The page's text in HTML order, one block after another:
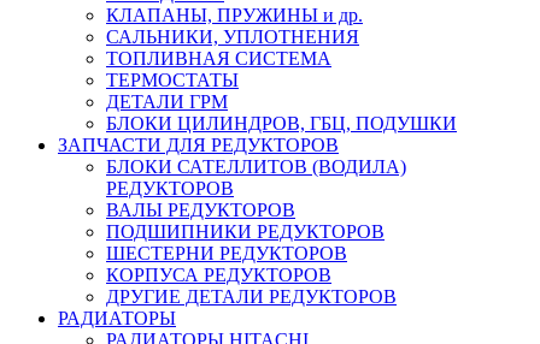
КЛАПАНЫ, ПРУЖИНЫ и др.
САЛЬНИКИ, УПЛОТНЕНИЯ
ТОПЛИВНАЯ СИСТЕМА
ТЕРМОСТАТЫ
ДЕТАЛИ ГРМ
БЛОКИ ЦИЛИНДРОВ, ГБЦ, ПОДУШКИ
ЗАПЧАСТИ ДЛЯ РЕДУКТОРОВ
БЛОКИ САТЕЛЛИТОВ (ВОДИЛА)
РЕДУКТОРОВ
ВАЛЫ РЕДУКТОРОВ
ПОДШИПНИКИ РЕДУКТОРОВ
ШЕСТЕРНИ РЕДУКТОРОВ
КОРПУСА РЕДУКТОРОВ
ДРУГИЕ ДЕТАЛИ РЕДУКТОРОВ
РАДИАТОРЫ
РАДИАТОРЫ HITACHI